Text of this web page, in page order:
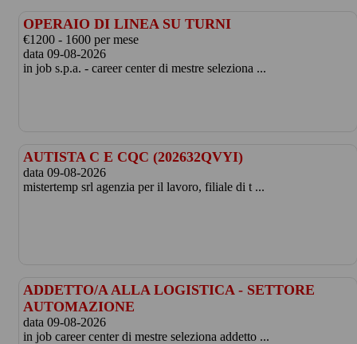
OPERAIO DI LINEA SU TURNI
€1200 - 1600 per mese
data 09-08-2026
in job s.p.a. - career center di mestre seleziona ...
AUTISTA C E CQC (202632QVYI)
data 09-08-2026
mistertemp srl agenzia per il lavoro, filiale di t ...
ADDETTO/A ALLA LOGISTICA - SETTORE
AUTOMAZIONE
data 09-08-2026
in job career center di mestre seleziona addetto ...